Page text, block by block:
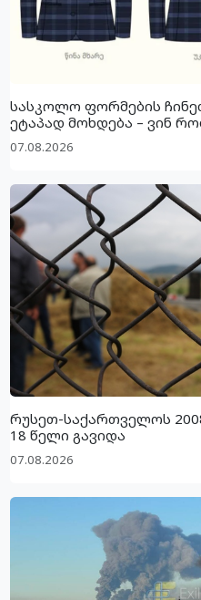
სასკოლო ფორმების
ეტაპად მოხდება – ვინ
07.08.2026
რუსეთ-საქართველოს
18 წელი გავიდა
07.08.2026